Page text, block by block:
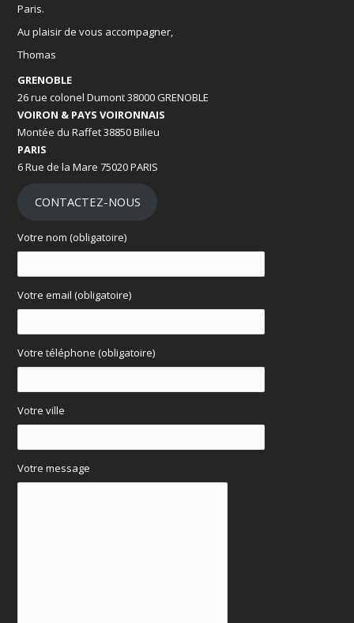
Paris.
Au plaisir de vous accompagner,
Thomas
GRENOBLE
26 rue colonel Dumont 38000 GRENOBLE
VOIRON & PAYS VOIRONNAIS
Montée du Raffet 38850 Bilieu
PARIS
6 Rue de la Mare 75020 PARIS
CONTACTEZ-NOUS
Votre nom (obligatoire)
Votre email (obligatoire)
Votre téléphone (obligatoire)
Votre ville
Votre message